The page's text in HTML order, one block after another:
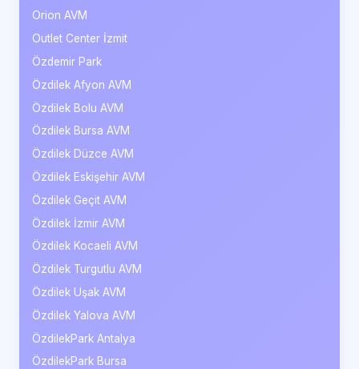
Orion AVM
Outlet Center İzmit
Özdemir Park
Özdilek Afyon AVM
Özdilek Bolu AVM
Özdilek Bursa AVM
Özdilek Düzce AVM
Özdilek Eskişehir AVM
Özdilek Geçit AVM
Özdilek İzmir AVM
Özdilek Kocaeli AVM
Özdilek Turgutlu AVM
Özdilek Uşak AVM
Özdilek Yalova AVM
ÖzdilekPark Antalya
ÖzdilekPark Bursa